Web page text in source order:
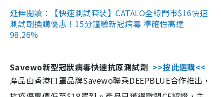
延伸閱讀：【快速測試套裝】CATALO全線門市$16快速
測試劑換購優惠！15分鐘驗新冠病毒 準確性高達
98.26%
Savewo新型冠狀病毒快速抗原測試劑 >>按此選購<<
產品由香港口罩品牌Savewo聯乘DEEPBLUE合作推出，